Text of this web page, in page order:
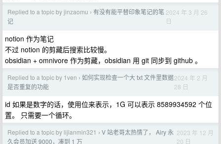
Replied to a topic by jinzaomu › 有没有能平替印象笔记的笔
记
2024 年 3 月 26
日
notion 作为笔记
不过 notion 的剪藏后搜索比较慢。
obsidian + omnivore 作为剪藏，obsidian 用 git 同步到 github 。
Replied to a topic by 1ven › 如何实现检查一个大 txt 文件里数据
是否重复的功能
2024 年 2 月
28 日
id 如果是数字的话，使用位来表示，1G 可以表示 8589934592 个位
置。 只需要一个循环。
Replied to a topic by lijianmin321 › V 站老哥太热情了， Airy 永
久会员加送 9000，凑到 1 万
2023 年 12 月
20 日